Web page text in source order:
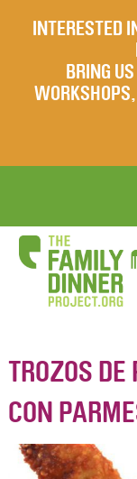
INTERESTED
BRING
TROZOS
CON